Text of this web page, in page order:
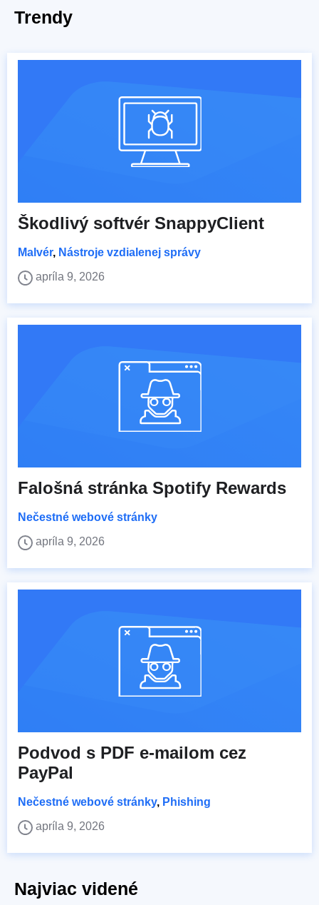
Trendy
Škodlivý softvér SnappyClient
Malvér, Nástroje vzdialenej správy
apríla 9, 2026
Falošná stránka Spotify Rewards
Nečestné webové stránky
apríla 9, 2026
Podvod s PDF e-mailom cez
PayPal
Nečestné webové stránky, Phishing
apríla 9, 2026
Najviac videné